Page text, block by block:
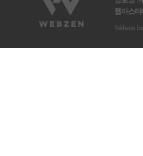
웹마스
Webzen